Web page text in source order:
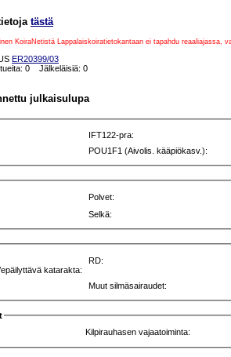
tästä
KoiraNetistä Lappalaiskoiratietokantaan ei tapahdu
ER20399/03
0 Jälkeläisiä: 0
julkaisulupa
IFT122-pra:
POU1F1 (Aivolis. kääpiökasv.):
Polvet:
Selkä:
katarakta:
RD:
Muut silmäsairaudet:
Kilpirauhasen vajaatoiminta: